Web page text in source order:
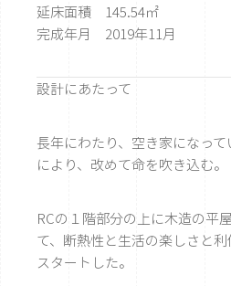
延床面積 145.54㎡
完成年月 2019年11月
設計にあたって
長年にわたり、空き家になっ
により、改めて命を吹き込む。
RCの１階部分の上に木造の平
て、断熱性と生活の楽しさと
スタートした。